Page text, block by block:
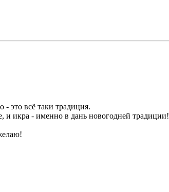
- это всё таки традиция.
и икра - именно в дань новогодней традиции!